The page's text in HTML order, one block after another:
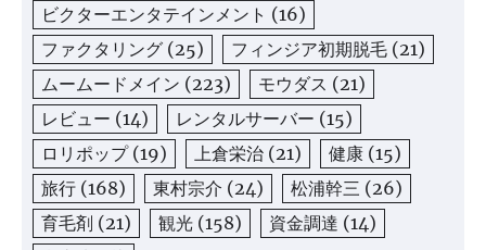
ビクターエンタテインメント (16)
ファクタリング (25) フィンジア初期脱毛 (21)
ムームードメイン (223) モウダス (21)
レビュー (14) レンタルサーバー (15)
ロリポップ(19) 上倉栄治 (21) 健康 (15)
旅行 (168) 東村宗介 (24) 松浦幹三 (26)
育毛剤 (21) 観光 (158) 資金調達 (14)